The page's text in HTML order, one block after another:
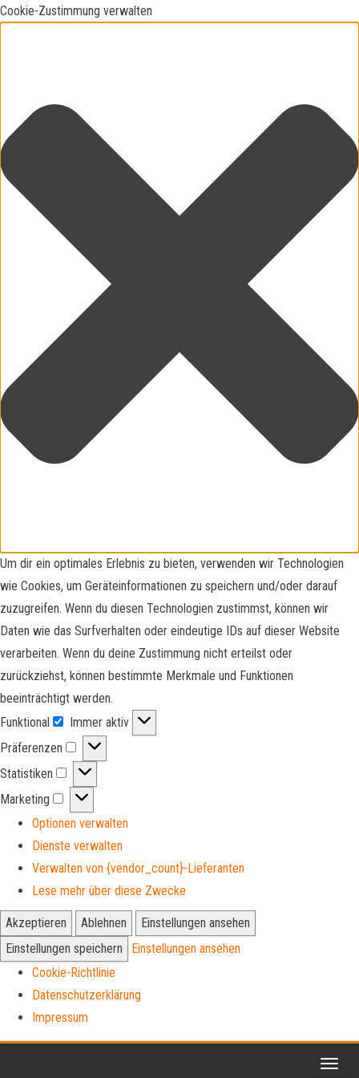
Cookie-Zustimmung verwalten
Um dir ein optimales Erlebnis zu bieten, verwenden wir Technologien
wie Cookies, um Geräteinformationen zu speichern und/oder darauf
zuzugreifen. Wenn du diesen Technologien zustimmst, können wir
Daten wie das Surfverhalten oder eindeutige IDs auf dieser Website
verarbeiten. Wenn du deine Zustimmung nicht erteilst oder
zurückziehst, können bestimmte Merkmale und Funktionen
beeinträchtigt werden.
Funktional
Funktional
Immer aktiv
Präferenzen
Präferenzen
Statistiken
Statistiken
Marketing
Marketing
Optionen verwalten
Dienste verwalten
Verwalten von {vendor_count}-Lieferanten
Lese mehr über diese Zwecke
Akzeptieren Ablehnen
Einstellungen ansehen
Einstellungen speichern
Einstellungen ansehen
Cookie-Richtlinie
Datenschutzerklärung
Impressum